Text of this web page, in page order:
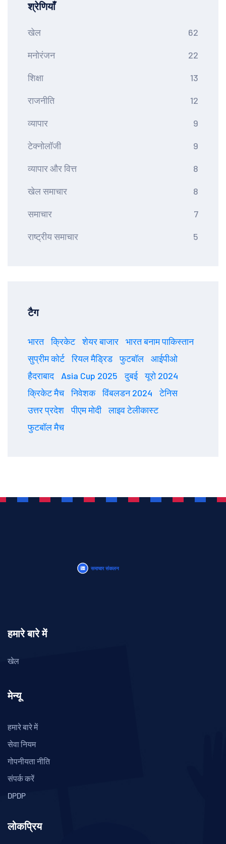
श्रेणियाँ
खेल 62
मनोरंजन 22
शिक्षा 13
राजनीति 12
व्यापार 9
टेक्नोलॉजी 9
व्यापार और वित्त 8
खेल समाचार 8
समाचार 7
राष्ट्रीय समाचार 5
टैग
भारत क्रिकेट शेयर बाजार
भारत बनाम पाकिस्तान
सुप्रीम कोर्ट
रियल मैड्रिड फुटबॉल
आईपीओ
हैदराबाद
Asia Cup 2025 दुबई
यूरो 2024
क्रिकेट मैच
निवेशक विंबलडन 2024
टेनिस
उत्तर प्रदेश
पीएम मोदी
लाइव टेलीकास्ट
फुटबॉल मैच
हमारे बारे में
खेल
मेन्यू
हमारे बारे में
सेवा नियम
गोपनीयता नीति
संपर्क करें
DPDP
लोकप्रिय